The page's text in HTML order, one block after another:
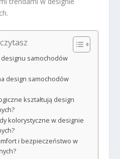
designu samochodów
design samochodów
kształtują design
kolorystyczne w designie
i bezpieczeństwo w